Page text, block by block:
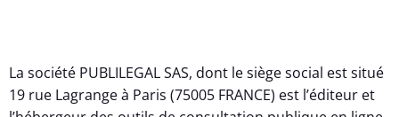
La société PUBLILEGAL SAS, dont le siège social est situé
19 rue Lagrange à Paris (75005 FRANCE) est l’éditeur et